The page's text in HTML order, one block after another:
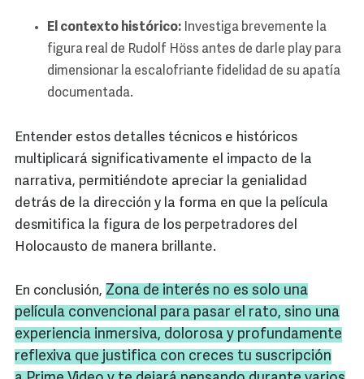
El contexto histórico: Investiga brevemente la
figura real de Rudolf Höss antes de darle play para
dimensionar la escalofriante fidelidad de su apatía
documentada.
Entender estos detalles técnicos e históricos
multiplicará significativamente el impacto de la
narrativa, permitiéndote apreciar la genialidad
detrás de la dirección y la forma en que la película
desmitifica la figura de los perpetradores del
Holocausto de manera brillante.
En conclusión, Zona de interés no es solo una
película convencional para pasar el rato, sino una
experiencia inmersiva, dolorosa y profundamente
reflexiva que justifica con creces tu suscripción